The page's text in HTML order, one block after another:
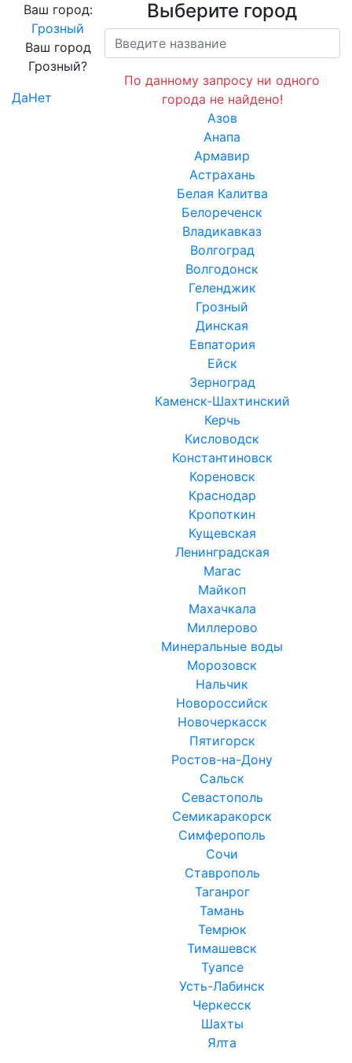
Ваш город:
Грозный
Ваш город
Грозный?
ДаНет
Выберите город
По данному запросу ни одного
города не найдено!
Азов
Анапа
Армавир
Астрахань
Белая Калитва
Белореченск
Владикавказ
Волгоград
Волгодонск
Геленджик
Грозный
Динская
Евпатория
Ейск
Зерноград
Каменск-Шахтинский
Керчь
Кисловодск
Константиновск
Кореновск
Краснодар
Кропоткин
Кущевская
Ленинградская
Магас
Майкоп
Махачкала
Миллерово
Минеральные воды
Морозовск
Нальчик
Новороссийск
Новочеркасск
Пятигорск
Ростов-на-Дону
Сальск
Севастополь
Семикаракорск
Симферополь
Сочи
Ставрополь
Таганрог
Тамань
Темрюк
Тимашевск
Туапсе
Усть-Лабинск
Черкесск
Шахты
Ялта